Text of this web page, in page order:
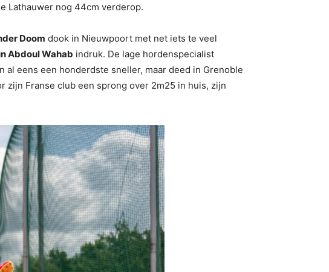
Lathauwer nog 44cm verderop.
Doom dook in Nieuwpoort met net iets te veel
Abdoul Wahab indruk. De lage hordenspecialist
eens een honderdste sneller, maar deed in Grenoble
zijn Franse club een sprong over 2m25 in huis, zijn